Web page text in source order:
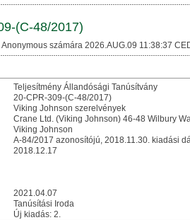
(C-48/2017)
számára 2026.AUG.09 11:38:37
Teljesítmény Állandósági Tanúsítvány
20-CPR-309-(C-48/2017)
Viking Johnson szerelvények
Crane Ltd. (Viking Johnson) 46-48 Wilbury
Viking Johnson
A-84/2017 azonosítójú, 2018.11.30. kiadási
2018.12.17
2021.04.07
Tanúsítási Iroda
Új kiadás: 2.